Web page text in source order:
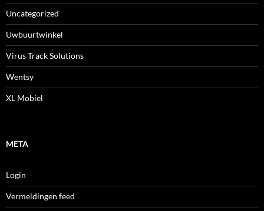
Uncategorized
Uwbuurtwinkel
Virus Track Solutions
Wentsy
XL Mobiel
META
Login
Vermeldingen feed